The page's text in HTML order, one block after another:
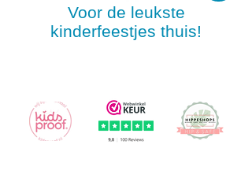
Voor de leukste
kinderfeestjes thuis!